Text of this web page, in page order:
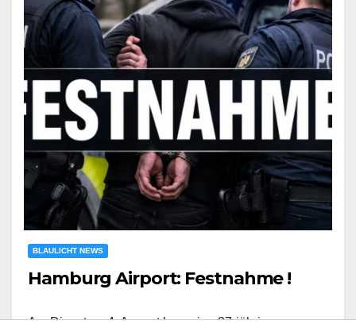
BLAULICHT NEWS
Hamburg Airport: Festnahme !
Am Dienstag, 4. August kam eine 37-jährige